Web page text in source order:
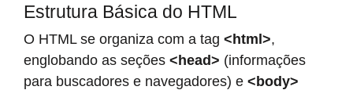
Estrutura Básica do HTML
O HTML se organiza com a tag <html>,
englobando as seções <head> (informações
para buscadores e navegadores) e <body>